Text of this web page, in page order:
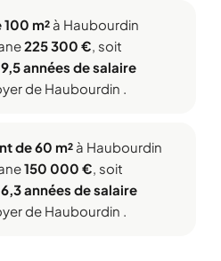
m² à Haubourdin
225 300 €, soit
9,5 années de salaire
de Haubourdin .
de 60 m² à Haubourdin
150 000 €, soit
6,3 années de salaire
de Haubourdin .